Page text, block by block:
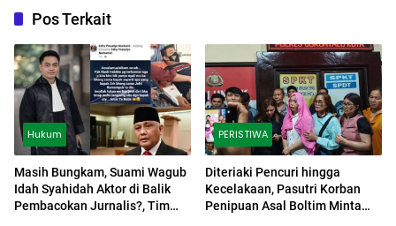
Pos Terkait
Hukum
Masih Bungkam, Suami Wagub
Idah Syahidah Aktor di Balik
Pembacokan Jurnalis?, Tim
PERISTIWA
Diteriaki Pencuri hingga
Kecelakaan, Pasutri Korban
Penipuan Asal Boltim Minta